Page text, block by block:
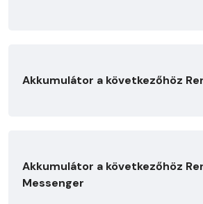
Akkumulátor a következőhöz
Akkumulátor a következőhöz
Messenger